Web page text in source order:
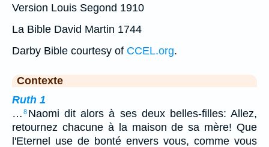
Version Louis Segond 1910
La Bible David Martin 1744
Darby Bible courtesy of CCEL.org.
Contexte
Ruth 1
… 8 Naomi dit alors à ses deux belles-filles: Allez,
retournez chacune à la maison de sa mère! Que
l'Eternel use de bonté envers vous, comme vous